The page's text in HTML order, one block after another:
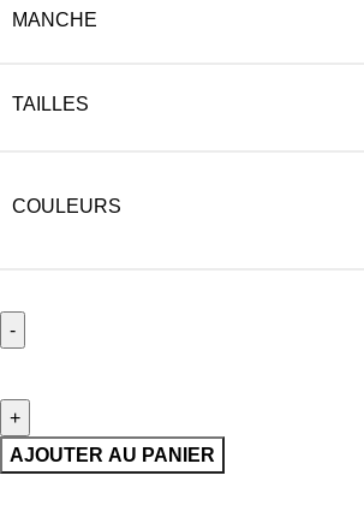
MANCHE
TAILLES
COULEURS
AJOUTER AU PANIER